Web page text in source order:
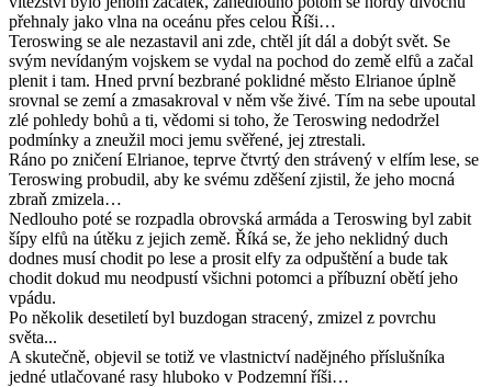
přehnaly jako vlna na oceánu přes celou Říši…
Teroswing se ale nezastavil ani zde, chtěl jít dál a dobýt svět. Se
svým nevídaným vojskem se vydal na pochod do země elfů a začal
plenit i tam. Hned první bezbrané poklidné město Elrianoe úplně
srovnal se zemí a zmasakroval v něm vše živé. Tím na sebe upoutal
zlé pohledy bohů a ti, vědomi si toho, že Teroswing nedodržel
podmínky a zneužil moci jemu svěřené, jej ztrestali.
Ráno po zničení Elrianoe, teprve čtvrtý den strávený v elfím lese, se
Teroswing probudil, aby ke svému zděšení zjistil, že jeho mocná
zbraň zmizela…
Nedlouho poté se rozpadla obrovská armáda a Teroswing byl zabit
šípy elfů na útěku z jejich země. Říká se, že jeho neklidný duch
dodnes musí chodit po lese a prosit elfy za odpuštění a bude tak
chodit dokud mu neodpustí všichni potomci a příbuzní obětí jeho
vpádu.
Po několik desetiletí byl buzdogan stracený, zmizel z povrchu
světa...
A skutečně, objevil se totiž ve vlastnictví nadějného příslušníka
jedné utlačované rasy hluboko v Podzemní říši…